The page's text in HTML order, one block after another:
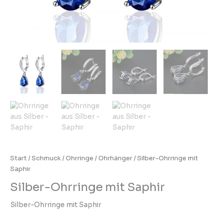
Start/Schmuck/Ohrringe /Ohrhänger/ Silber-Ohrringe mit
Saphir
Silber-Ohrringe mit Saphir
Silber-Ohrringe mit Saphir